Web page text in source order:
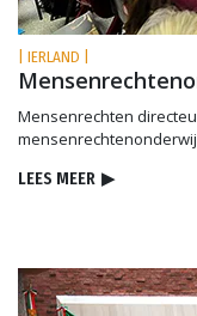
| IERLAND |
Mensenrechten
LEES MEER ▶